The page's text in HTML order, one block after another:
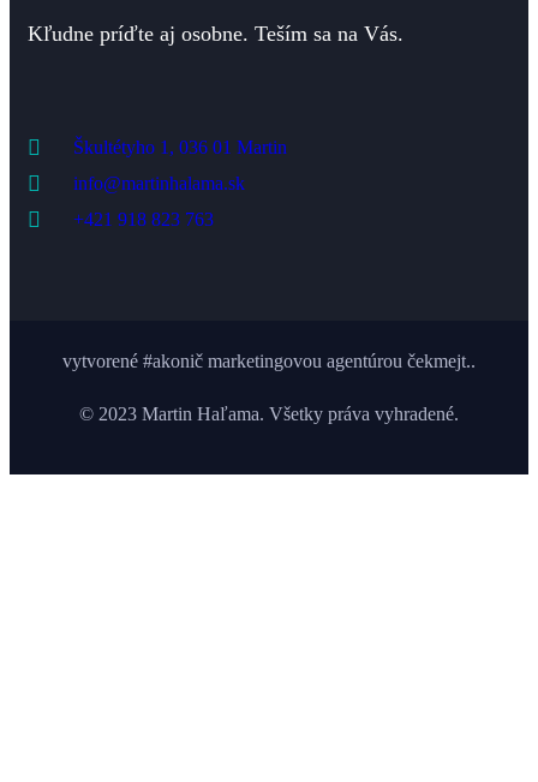
Kľudne príďte aj osobne. Teším sa na Vás.
Škultétyho 1, 036 01 Martin
info@martinhalama.sk
+421 918 823 763
vytvorené #akonič marketingovou agentúrou čekmejt..
© 2023 Martin Haľama. Všetky práva vyhradené.